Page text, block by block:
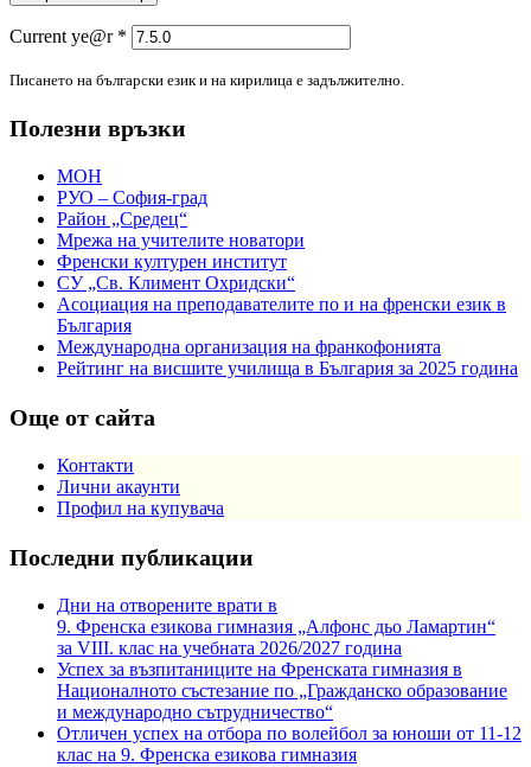
Current ye@r *
Писането на български език и на кирилица е задължително.
Полезни връзки
МОН
РУО – София-град
Район „Средец“
Мрежа на учителите новатори
Френски културен институт
СУ „Св. Климент Охридски“
Асоциация на преподавателите по и на френски език в
България
Международна организация на франкофонията
Рейтинг на висшите училища в България за 2025 година
Още от сайта
Контакти
Лични акаунти
Профил на купувача
Последни публикации
Дни на отворените врати в
9. Френска езикова гимназия „Алфонс дьо Ламартин“
за VIII. клас на учебната 2026/2027 година
Успех за възпитаниците на Френската гимназия в
Националното състезание по „Гражданско образование
и международно сътрудничество“
Отличен успех на отбора по волейбол за юноши от 11-12
клас на 9. Френска езикова гимназия